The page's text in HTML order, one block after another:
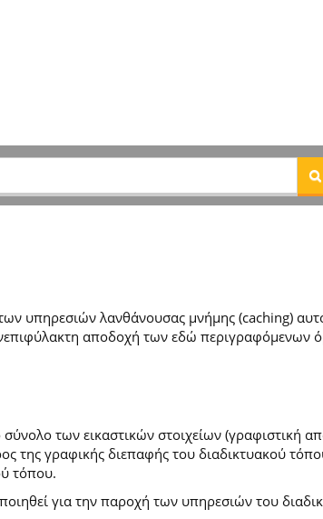
υπηρεσιών λανθάνουσας μνήμης (caching)
αποδοχή των εδώ περιγραφόμενων
των εικαστικών στοιχείων (γραφιστική
της γραφικής διεπαφής του διαδικτυακού
τόπου.
για την παροχή των υπηρεσιών του